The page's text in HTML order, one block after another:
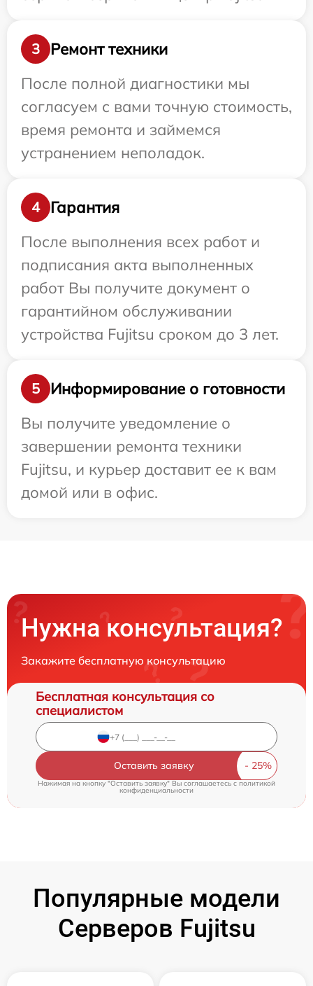
3
Ремонт техники
После полной диагностики мы
согласуем с вами точную стоимость,
время ремонта и займемся
устранением неполадок.
4
Гарантия
После выполнения всех работ и
подписания акта выполненных
работ Вы получите документ о
гарантийном обслуживании
устройства Fujitsu сроком до 3 лет.
5
Информирование о готовности
Вы получите уведомление о
завершении ремонта техники
Fujitsu, и курьер доставит ее к вам
домой или в офис.
Нужна консультация?
Закажите бесплатную консультацию
Бесплатная консультация со
специалистом
Оставить заявку
Нажимая на кнопку "Оставить заявку" Вы соглашаетесь c политикой
конфиденциальности
Популярные модели
Серверов Fujitsu